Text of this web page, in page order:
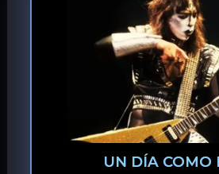
UN DÍA COMO